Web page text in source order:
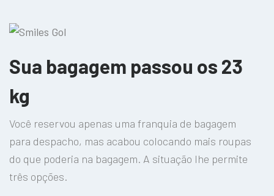
Sua bagagem passou os 23
kg
Você reservou apenas uma franquia de bagagem
para despacho, mas acabou colocando mais roupas
do que poderia na bagagem. A situação lhe permite
três opções.